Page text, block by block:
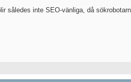
således inte SEO-vänliga, då